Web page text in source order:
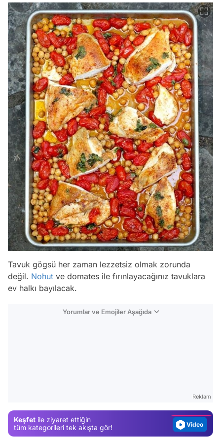
Tavuk gögsü her zaman lezzetsiz olmak zorunda
değil. Nohut ve domates ile fırınlayacağınız tavuklara
ev halkı bayılacak.
Yorumlar ve Emojiler Aşağıda
Reklam
Keşfet ile ziyaret ettiğin
tüm kategorileri tek akışta gör!
Video